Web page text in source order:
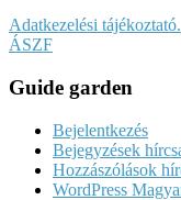
Adatkezelési tájékoztató.
ÁSZF
Guide garden
Bejelentkezés
Bejegyzések
Hozzászólások
WordPress